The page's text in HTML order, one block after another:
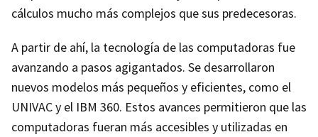
cálculos mucho más complejos que sus predecesoras.
A partir de ahí, la tecnología de las computadoras fue
avanzando a pasos agigantados. Se desarrollaron
nuevos modelos más pequeños y eficientes, como el
UNIVAC y el IBM 360. Estos avances permitieron que las
computadoras fueran más accesibles y utilizadas en